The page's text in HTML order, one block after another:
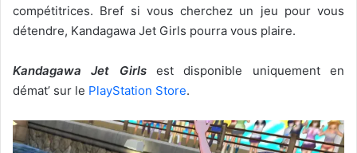
compétitrices. Bref si vous cherchez un jeu pour vous
détendre, Kandagawa Jet Girls pourra vous plaire.
Kandagawa Jet Girlsest disponible uniquement en
démat’ sur le PlayStation Store.